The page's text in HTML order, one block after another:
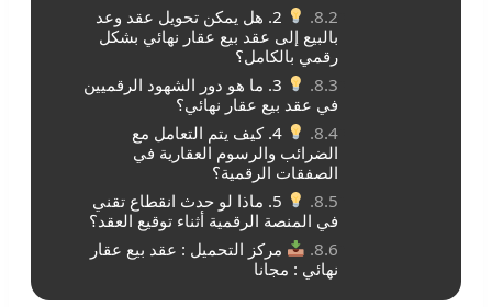
2. هل يمكن تحويل عقد وعد
بالبيع إلى عقد بيع عقار نهائي بشكل
رقمي بالكامل؟
3. ما هو دور الشهود الرقميين
في عقد بيع عقار نهائي؟
4. كيف يتم التعامل مع
الضرائب والرسوم العقارية في
الصفقات الرقمية؟
5. ماذا لو حدث انقطاع تقني
في المنصة الرقمية أثناء توقيع العقد؟
مركز التحميل : عقد بيع عقار
نهائي : مجانا